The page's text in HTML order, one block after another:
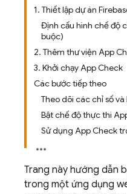
1. Thiết lập dự án
Định cấu hình chế độ
buộc)
2. Thêm thư viện App
3. Khởi chạy App Check
Các bước tiếp theo
Theo dõi các chỉ số
Bật chế độ thực thi
Sử dụng App Check
Trang này hướng dẫn
trong một ứng dụng